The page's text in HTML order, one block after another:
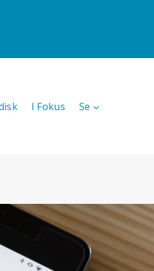
I Fokus Se